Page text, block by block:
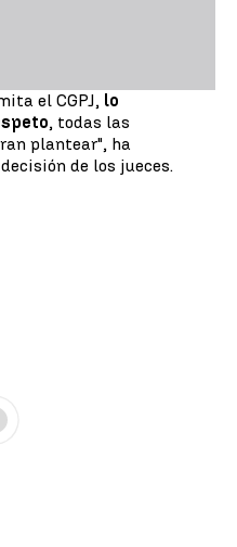
el CGPJ, lo
, todas las
plantear", ha
de los jueces.